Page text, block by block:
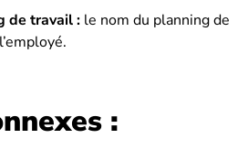
de travail : le nom du planning de
: